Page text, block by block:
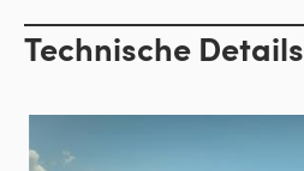
Technische Details